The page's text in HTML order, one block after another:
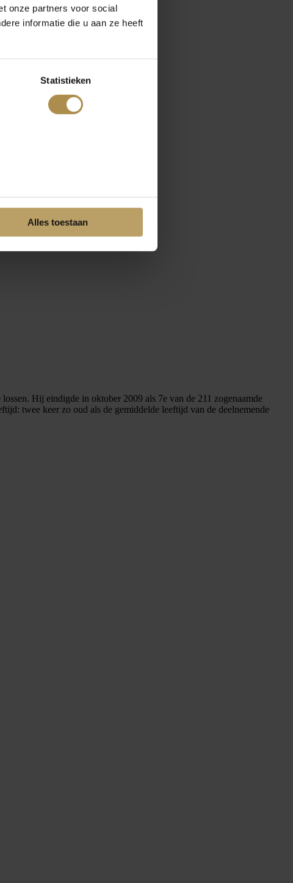
onze partners voor social
informatie die u aan ze heeft
Statistieken
Alles toestaan
Hij eindigde in oktober 2009 als 7e van de 211 zogenaamde
twee keer zo oud als de gemiddelde leeftijd van de deelnemende